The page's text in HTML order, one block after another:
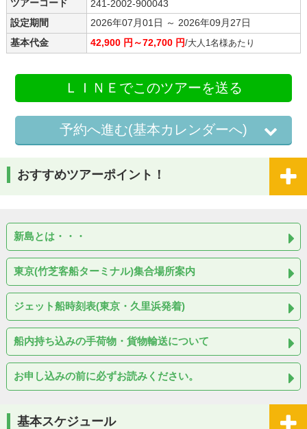
ツアーコード
241-2002-900043
設定期間
2026年07月01日 ～ 2026年09月27日
基本代金
42,900 円～72,700 円/大人1名様あたり
ＬＩＮＥでこのツアーを送る
予約へ進む(基本カレンダーへ)
おすすめツアーポイント！
新島とは・・・
東京(竹芝客船ターミナル)集合場所案内
ジェット船時刻表(東京・久里浜発着)
船内持ち込みの手荷物・貨物輸送について
お申し込みの前に必ずお読みください。
基本スケジュール